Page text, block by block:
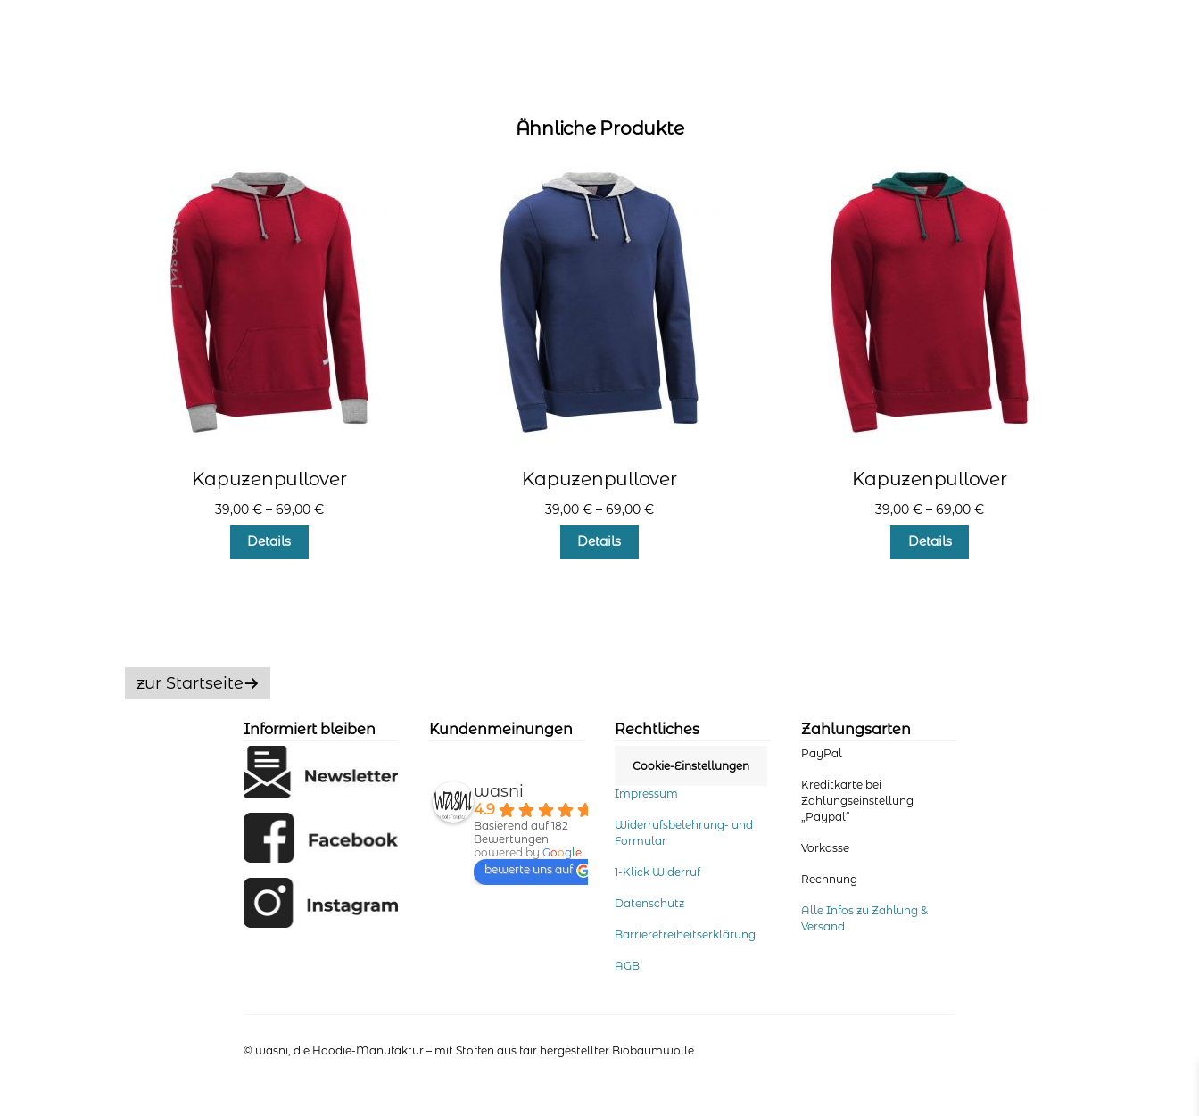
Ähnliche Produkte
Kapuzenpullover
39,00 €– 69,00 €
Details
der
Produktseite
werden
Kapuzenpullover
39,00 €– 69,00 €
Details
der
Produktseite
gewählt
Kapuzenpullover
39,00€ –69,00€
Details
zur Startseite
Informiert bleiben Kundenmeinungen
wasni
4.9
Basierend auf 182
Bewertungen
powered byGoogle
bewerte uns auf
Rechtliches
Cookie-Einstellungen
Impressum
Widerrufsbelehrung- und
Formular
1-Klick Widerruf
Datenschutz
Barrierefreiheitserklärung
AGB
Zahlungsarten
PayPal
Kreditkarte bei
Zahlungseinstellung
„Paypal“
Vorkasse
Rechnung
Alle Infos zu Zahlung &
Versand
© wasni, die Hoodie-Manufaktur – mit Stoffen aus fair hergestellter Biobaumwolle